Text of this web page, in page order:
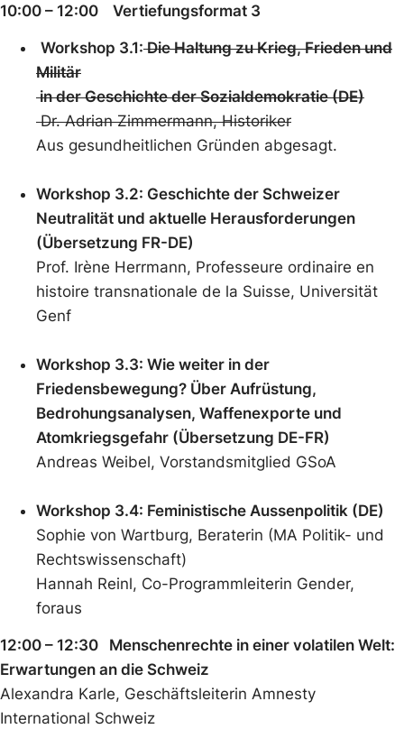
10:00 – 12:00 Vertiefungsformat 3
Workshop 3.1:Die Haltung zu Krieg, Frieden und
Militär
in der Geschichte der Sozialdemokratie (DE)
Dr. Adrian Zimmermann, Historiker
Aus gesundheitlichen Gründen abgesagt.
Workshop 3.2: Geschichte der Schweizer
Neutralität und aktuelle Herausforderungen
(Übersetzung FR-DE)
Prof. Irène Herrmann, Professeure ordinaire en
histoire transnationale de la Suisse, Universität
Genf
Workshop 3.3: Wie weiter in der
Friedensbewegung? Über Aufrüstung,
Bedrohungsanalysen, Waffenexporte und
Atomkriegsgefahr (Übersetzung DE-FR)
Andreas Weibel, Vorstandsmitglied GSoA
Workshop 3.4: Feministische Aussenpolitik (DE)
Sophie von Wartburg, Beraterin (MA Politik- und
Rechtswissenschaft)
Hannah Reinl, Co-Programmleiterin Gender,
foraus
12:00 – 12:30 Menschenrechte in einer volatilen Welt:
Erwartungen an die Schweiz
Alexandra Karle, Geschäftsleiterin Amnesty
International Schweiz